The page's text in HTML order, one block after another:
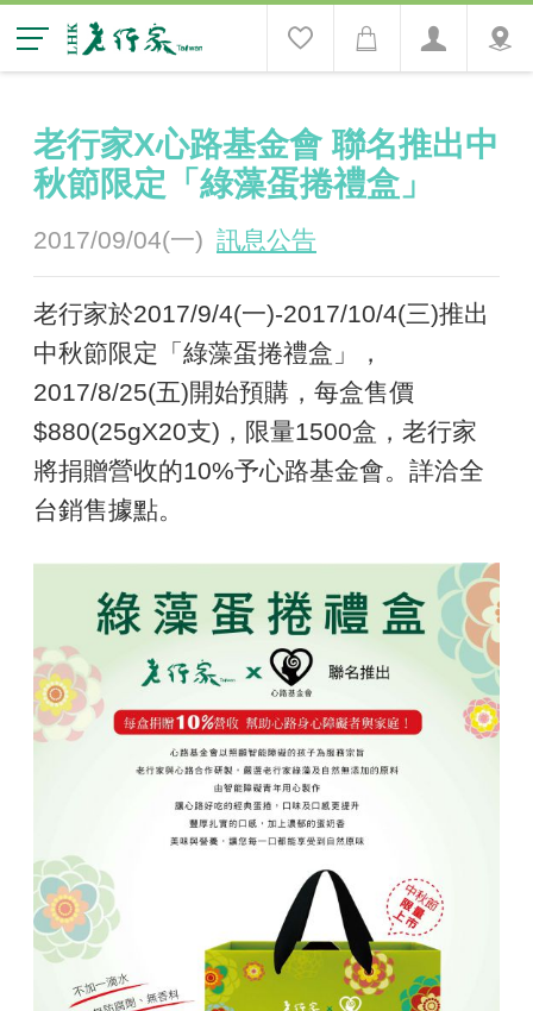
老行家X心路基金會 聯名推出中
秋節限定「綠藻蛋捲禮盒」
2017/09/04(一) 訊息公告
老行家於2017/9/4(一)-2017/10/4(三)推出
中秋節限定「綠藻蛋捲禮盒」，
2017/8/25(五)開始預購，每盒售價
$880(25gX20支)，限量1500盒，老行家
將捐贈營收的10%予心路基金會。詳洽全
台銷售據點。